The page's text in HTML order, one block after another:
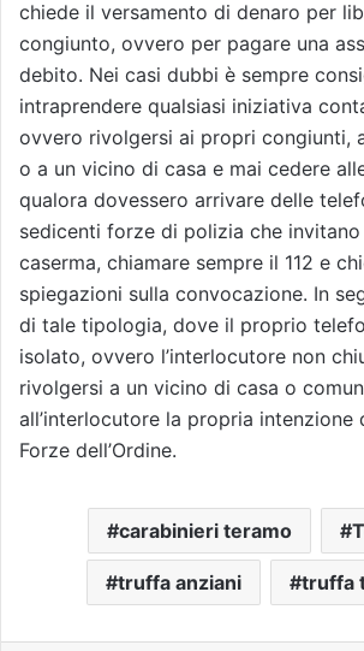
chiede il versamento di denaro per
congiunto, ovvero per pagare una
debito. Nei casi dubbi è sempre
intraprendere qualsiasi iniziativa
ovvero rivolgersi ai propri congiunti,
o a un vicino di casa e mai cedere
qualora dovessero arrivare delle
sedicenti forze di polizia che
caserma, chiamare sempre il 112 e
spiegazioni sulla convocazione. In
di tale tipologia, dove il proprio
isolato, ovvero l’interlocutore non
rivolgersi a un vicino di casa o
all’interlocutore la propria intenzione
Forze dell’Ordine.
carabinieri teramo
truffa anziani truffa